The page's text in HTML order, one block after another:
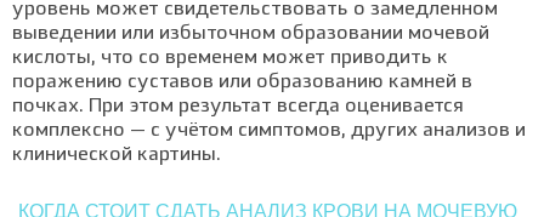
уровень может свидетельствовать о замедленном
выведении или избыточном образовании мочевой
кислоты, что со временем может приводить к
поражению суставов или образованию камней в
почках. При этом результат всегда оценивается
комплексно — с учётом симптомов, других анализов и
клинической картины.
КОГДА СТОИТ СДАТЬ АНАЛИЗ КРОВИ НА МОЧЕВУЮ